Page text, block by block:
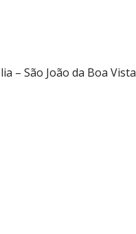
– São João da Boa Vista